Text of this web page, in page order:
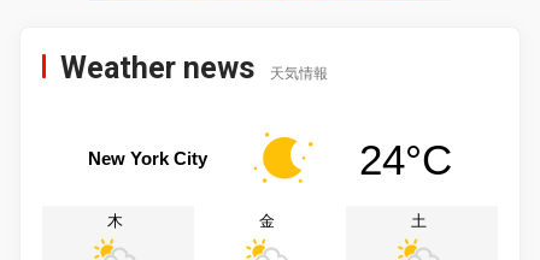
Weather news 天気情報
New York City 24°C
木 金 土